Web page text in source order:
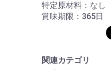
特定原材料：なし
賞味期限：365日
関連カテゴリ